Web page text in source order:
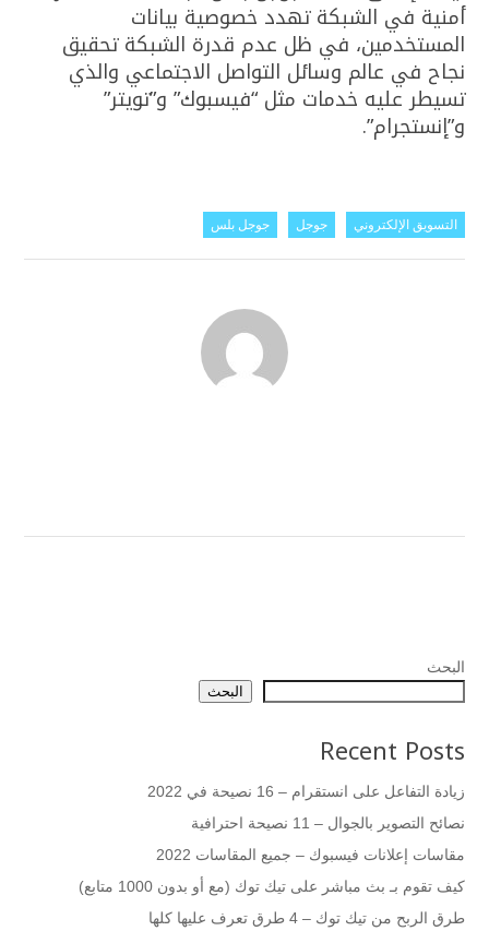
أمنية في الشبكة تهدد خصوصية بيانات
المستخدمين، في ظل عدم قدرة الشبكة تحقيق
نجاح في عالم وسائل التواصل الاجتماعي والذي
تسيطر عليه خدمات مثل “فيسبوك” و”تويتر”
و”إنستجرام”.
التسويق الإلكتروني جوجل جوجل بلس
البحث
البحث
Recent Posts
زيادة التفاعل على انستقرام – 16 نصيحة في 2022
نصائح التصوير بالجوال – 11 نصيحة احترافية
مقاسات إعلانات فيسبوك – جميع المقاسات 2022
كيف تقوم بـ بث مباشر على تيك توك (مع أو بدون 1000 متابع)
طرق الربح من تيك توك – 4 طرق تعرف عليها كلها